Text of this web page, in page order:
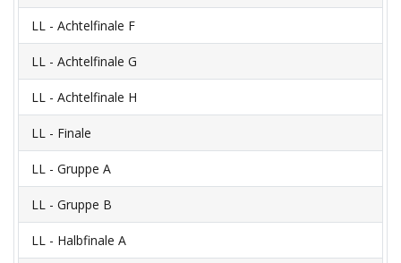
LL - Achtelfinale F
LL - Achtelfinale G
LL - Achtelfinale H
LL - Finale
LL - Gruppe A
LL - Gruppe B
LL - Halbfinale A